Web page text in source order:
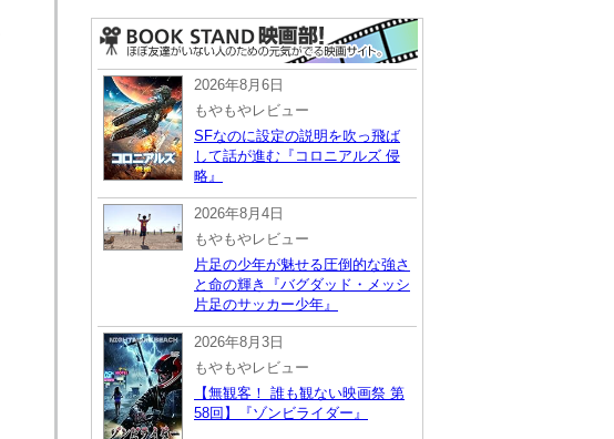
2026年8月6日
もやもやレビュー
SFなのに設定の説明を吹っ飛ば
して話が進む『コロニアルズ 侵
略』
2026年8月4日
もやもやレビュー
片足の少年が魅せる圧倒的な強さ
と命の輝き『バグダッド・メッシ
片足のサッカー少年』
2026年8月3日
もやもやレビュー
【無観客！ 誰も観ない映画祭 第
58回】『ゾンビライダー』